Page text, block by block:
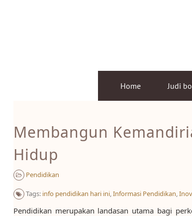
Home Judi
Membangun
Hidup
Pendidikan
Tags: info pendidikan hari ini,Informasi Pendidikan,
Pendidikan merupakan landasan utama bagi